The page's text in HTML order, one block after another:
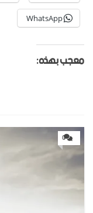
WhatsApp
معجب بهذه:
0